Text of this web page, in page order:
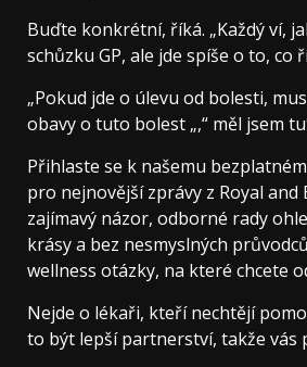
Buďte konkrétní, říká. „Každý ví,
schůzku GP, ale jde spíše o to, co
„Pokud jde o úlevu od bolesti,
obavy o tuto bolest „,“ měl jsem
Přihlaste se k našemu
pro nejnovější zprávy z Royal
zajímavý názor, odborné rady
krásy a bez nesmyslných
wellness otázky, na které chcete
Nejde o lékaři, kteří nechtějí
to být lepší partnerství, takže vás